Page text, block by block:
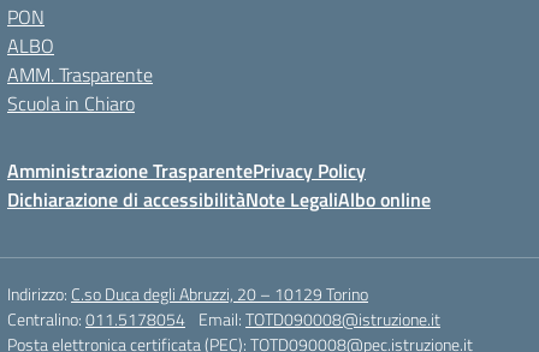
PON
ALBO
AMM. Trasparente
Scuola in Chiaro
Amministrazione TrasparentePrivacy Policy
Dichiarazione di accessibilitàNote LegaliAlbo online
Indirizzo: C.so Duca degli Abruzzi, 20 – 10129 Torino
Centralino:011.5178054 Email:TOTD090008@istruzione.it
Posta elettronica certificata (PEC):TOTD090008@pec.istruzione.it